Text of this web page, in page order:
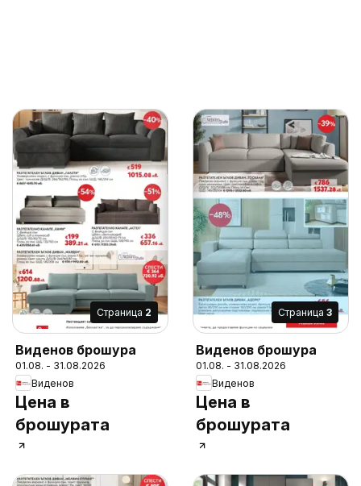
Cтраница 2
Виденов брошура
01.08. - 31.08.2026
Виденов
Цена в
брошурата
Cтраница 3
Виденов брошура
01.08. - 31.08.2026
Виденов
Цена в
брошурата